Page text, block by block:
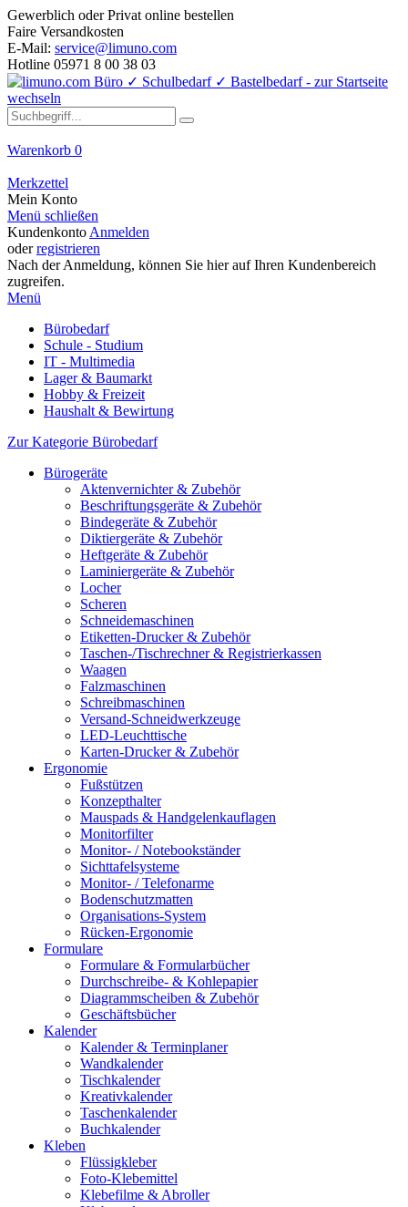
Gewerblich oder Privat online bestellen
Faire Versandkosten
E-Mail: service@limuno.com
Hotline 05971 8 00 38 03
Warenkorb 0
Merkzettel
Mein Konto
Menü schließen
Kundenkonto Anmelden
oderregistrieren
Nach der Anmeldung, können Sie hier auf Ihren Kundenbereich
zugreifen.
Menü
Bürobedarf
Schule - Studium
IT - Multimedia
Lager & Baumarkt
Hobby & Freizeit
Haushalt & Bewirtung
Zur Kategorie Bürobedarf
Bürogeräte
Aktenvernichter & Zubehör
Beschriftungsgeräte & Zubehör
Bindegeräte & Zubehör
Diktiergeräte & Zubehör
Heftgeräte & Zubehör
Laminiergeräte & Zubehör
Locher
Scheren
Schneidemaschinen
Etiketten-Drucker & Zubehör
Taschen-/Tischrechner & Registrierkassen
Waagen
Falzmaschinen
Schreibmaschinen
Versand-Schneidwerkzeuge
LED-Leuchttische
Karten-Drucker & Zubehör
Ergonomie
Fußstützen
Konzepthalter
Mauspads & Handgelenkauflagen
Monitorfilter
Monitor- / Notebookständer
Sichttafelsysteme
Monitor- / Telefonarme
Bodenschutzmatten
Organisations-System
Rücken-Ergonomie
Formulare
Formulare & Formularbücher
Durchschreibe- & Kohlepapier
Diagrammscheiben & Zubehör
Geschäftsbücher
Kalender
Kalender & Terminplaner
Wandkalender
Tischkalender
Kreativkalender
Taschenkalender
Buchkalender
Kleben
Flüssigkleber
Foto-Klebemittel
Klebefilme & Abroller